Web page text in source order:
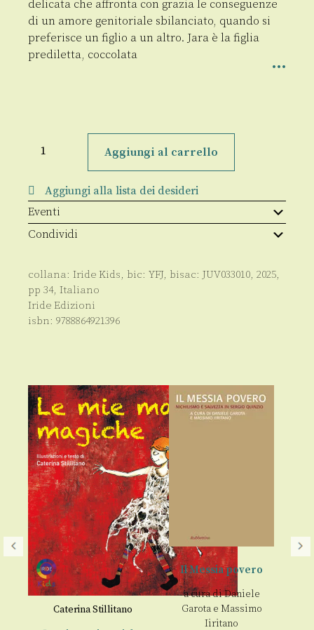
delicata che affronta con grazia le conseguenze
di un amore genitoriale sbilanciato, quando si
preferisce un figlio a un altro. Jara è la figlia
prediletta, coccolata
principessa
d’argento
quantità
Aggiungi al carrello
Aggiungi alla lista dei desideri
Eventi
Condividi
collana: Iride Kids, bic: YFJ, bisac: JUV033010, 2025,
pp 34, Italiano
Iride Edizioni
isbn: 9788864921396
Caterina Stillitano
Il Messia povero
a cura diDaniele
Garotae Massimo
Iiritano